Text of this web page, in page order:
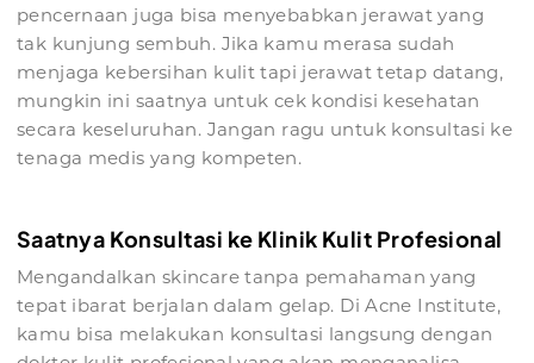
pencernaan juga bisa menyebabkan jerawat yang
tak kunjung sembuh. Jika kamu merasa sudah
menjaga kebersihan kulit tapi jerawat tetap datang,
mungkin ini saatnya untuk cek kondisi kesehatan
secara keseluruhan. Jangan ragu untuk konsultasi ke
tenaga medis yang kompeten.
Saatnya Konsultasi ke Klinik Kulit Profesional
Mengandalkan skincare tanpa pemahaman yang
tepat ibarat berjalan dalam gelap. Di Acne Institute,
kamu bisa melakukan konsultasi langsung dengan